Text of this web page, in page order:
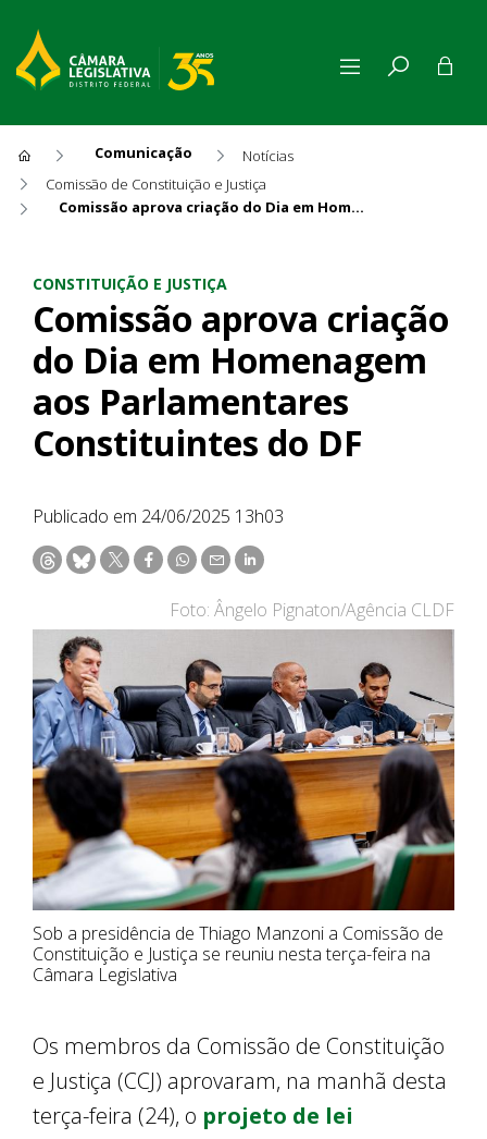
Comunicação
Notícias
Comissão de Constituição e Justiça
Comissão aprova criação do Dia em Homenagem aos Parlamentares Constituintes do DF
CONSTITUIÇÃO E JUSTIÇA
Comissão aprova criação
do Dia em Homenagem
aos Parlamentares
Constituintes do DF
Publicado em 24/06/2025 13h03
Foto: Ângelo Pignaton/Agência CLDF
Sob a presidência de Thiago Manzoni a Comissão de
Constituição e Justiça se reuniu nesta terça-feira na
Câmara Legislativa
Os membros da Comissão de Constituição
e Justiça (CCJ) aprovaram, na manhã desta
terça-feira (24), o projeto de lei